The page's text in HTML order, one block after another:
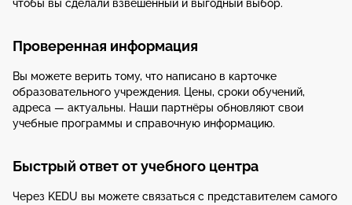
чтобы вы сделали взвешенный и выгодный выбор.
Проверенная информация
Вы можете верить тому, что написано в карточке
образовательного учреждения. Цены, сроки обучений,
адреса — актуальны. Наши партнёры обновляют свои
учебные программы и справочную информацию.
Быстрый ответ от учебного центра
Через KEDU вы можете связаться с представителем самого